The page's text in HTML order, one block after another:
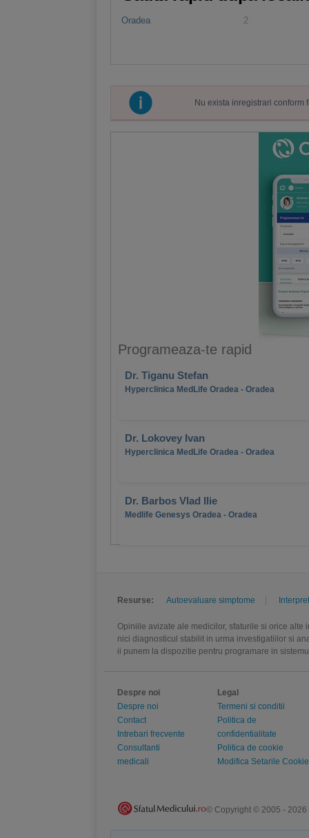
Oradea 2
Nu exista inregistrari
Programeaza-te rapid
Dr. Tiganu Stefan
Hyperclinica MedLife Oradea - Oradea
Dr. Lokovey Ivan
Hyperclinica MedLife Oradea - Oradea
Dr. Barbos Vlad Ilie
Medlife Genesys Oradea - Oradea
Resurse: Autoevaluare simptome
Opiniile avizate ale medicilor, sfaturile si orice
nici diagnosticul stabilit in urma investigatiilor si
ii punem la dispozitie pentru programare in
Despre noi
Despre noi
Contact
Intrebari frecvente
Consultanti
medicali
Legal
Termeni si conditii
Politica de
confidentialitate
Politica de cookie
Modifica Setarile Cookie
© Copyright © 2005 - 2026